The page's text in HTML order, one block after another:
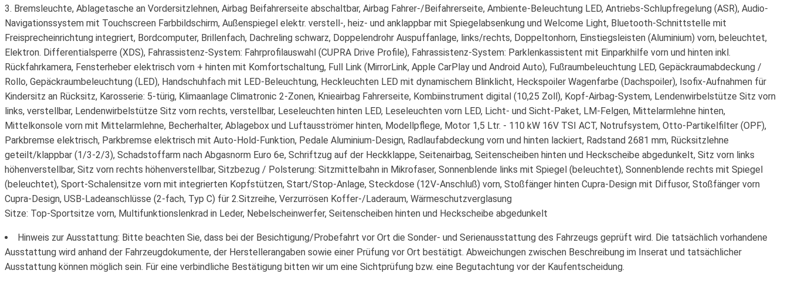
3. Bremsleuchte, Ablagetasche an Vordersitzlehnen, Airbag Beifahrerseite abschaltbar, Airbag Fahrer-/Beifahrerseite, Ambiente-Beleuchtung LED, Antriebs-Schlupfregelung (ASR), Audio-
Navigationssystem mit Touchscreen Farbbildschirm, Außenspiegel elektr. verstell-, heiz- und anklappbar mit Spiegelabsenkung und Welcome Light, Bluetooth-Schnittstelle mit
Freisprecheinrichtung integriert, Bordcomputer, Brillenfach, Dachreling schwarz, Doppelendrohr Auspuffanlage, links/rechts, Doppeltonhorn, Einstiegsleisten (Aluminium) vorn, beleuchtet,
Elektron. Differentialsperre (XDS), Fahrassistenz-System: Fahrprofilauswahl (CUPRA Drive Profile), Fahrassistenz-System: Parklenkassistent mit Einparkhilfe vorn und hinten inkl.
Rückfahrkamera, Fensterheber elektrisch vorn + hinten mit Komfortschaltung, Full Link (MirrorLink, Apple CarPlay und Android Auto), Fußraumbeleuchtung LED, Gepäckraumabdeckung /
Rollo, Gepäckraumbeleuchtung (LED), Handschuhfach mit LED-Beleuchtung, Heckleuchten LED mit dynamischem Blinklicht, Heckspoiler Wagenfarbe (Dachspoiler), Isofix-Aufnahmen für
Kindersitz an Rücksitz, Karosserie: 5-türig, Klimaanlage Climatronic 2-Zonen, Knieairbag Fahrerseite, Kombiinstrument digital (10,25 Zoll), Kopf-Airbag-System, Lendenwirbelstütze Sitz vorn
links, verstellbar, Lendenwirbelstütze Sitz vorn rechts, verstellbar, Leseleuchten hinten LED, Leseleuchten vorn LED, Licht- und Sicht-Paket, LM-Felgen, Mittelarmlehne hinten,
Mittelkonsole vorn mit Mittelarmlehne, Becherhalter, Ablagebox und Luftausströmer hinten, Modellpflege, Motor 1,5 Ltr. - 110 kW 16V TSI ACT, Notrufsystem, Otto-Partikelfilter (OPF),
Parkbremse elektrisch, Parkbremse elektrisch mit Auto-Hold-Funktion, Pedale Aluminium-Design, Radlaufabdeckung vorn und hinten lackiert, Radstand 2681 mm, Rücksitzlehne
geteilt/klappbar (1/3-2/3), Schadstoffarm nach Abgasnorm Euro 6e, Schriftzug auf der Heckklappe, Seitenairbag, Seitenscheiben hinten und Heckscheibe abgedunkelt, Sitz vorn links
höhenverstellbar, Sitz vorn rechts höhenverstellbar, Sitzbezug / Polsterung: Sitzmittelbahn in Mikrofaser, Sonnenblende links mit Spiegel (beleuchtet), Sonnenblende rechts mit Spiegel
(beleuchtet), Sport-Schalensitze vorn mit integrierten Kopfstützen, Start/Stop-Anlage, Steckdose (12V-Anschluß) vorn, Stoßfänger hinten Cupra-Design mit Diffusor, Stoßfänger vorn
Cupra-Design, USB-Ladeanschlüsse (2-fach, Typ C) für 2.Sitzreihe, Verzurrösen Koffer-/Laderaum, Wärmeschutzverglasung
Sitze: Top-Sportsitze vorn, Multifunktionslenkrad in Leder, Nebelscheinwerfer, Seitenscheiben hinten und Heckscheibe abgedunkelt
Hinweis zur Ausstattung: Bitte beachten Sie, dass bei der Besichtigung/Probefahrt vor Ort die Sonder- und Serienausstattung des Fahrzeugs geprüft wird. Die tatsächlich vorhandene
Ausstattung wird anhand der Fahrzeugdokumente, der Herstellerangaben sowie einer Prüfung vor Ort bestätigt. Abweichungen zwischen Beschreibung im Inserat und tatsächlicher
Ausstattung können möglich sein. Für eine verbindliche Bestätigung bitten wir um eine Sichtprüfung bzw. eine Begutachtung vor der Kaufentscheidung.